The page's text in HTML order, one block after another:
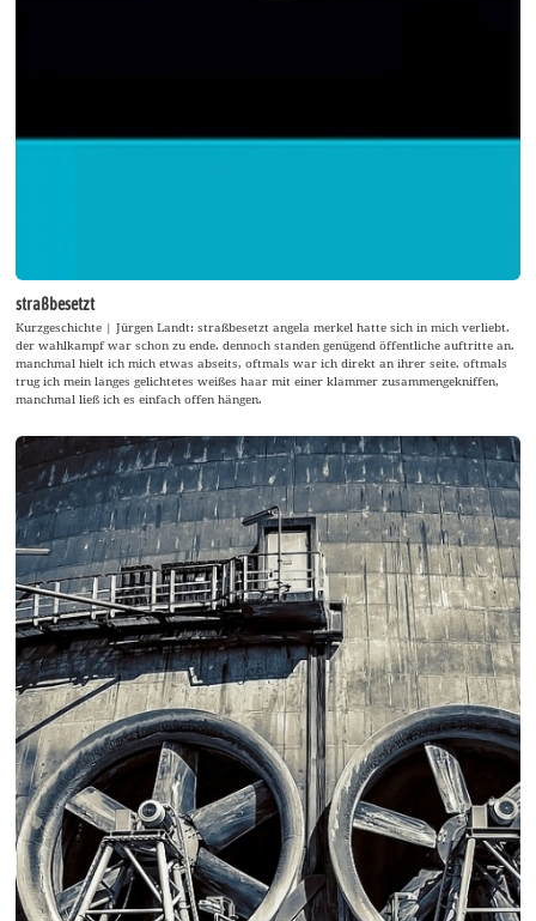
straßbesetzt
Kurzgeschichte | Jürgen Landt: straßbesetzt angela merkel hatte sich in mich verliebt.
der wahlkampf war schon zu ende. dennoch standen genügend öffentliche auftritte an.
manchmal hielt ich mich etwas abseits, oftmals war ich direkt an ihrer seite. oftmals
trug ich mein langes gelichtetes weißes haar mit einer klammer zusammengekniffen,
manchmal ließ ich es einfach offen hängen.